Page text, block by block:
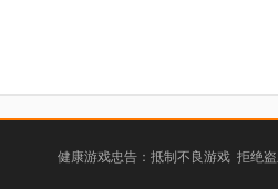
健康游戏忠告：抵制不良游戏 拒绝